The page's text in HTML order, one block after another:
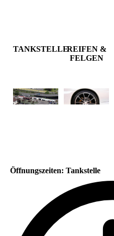
TANKSTELLEREIFEN &
FELGEN
Öffnungszeiten: Tankstelle